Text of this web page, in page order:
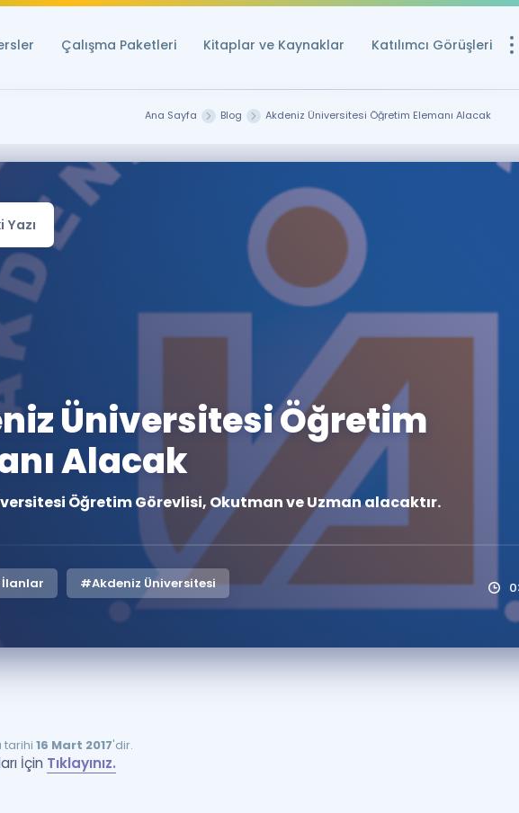
Çalışma Paketleri Kitaplar ve Kaynaklar Katılımcı Görüşleri
Ücretsiz
İngilizce
YDS ve YÖKDİL
YDS ve
Tüm ÖSYM
Kampanyalar
YDS - YÖKDİL
İngilizce Gramer
Ana Sayfa Blog Akdeniz Üniversitesi Öğretim Elemanı Alacak
Yazı
Üniversitesi Öğretim
Alacak
Öğretim Görevlisi, Okutman ve Uzman alacaktır.
#Akdeniz Üniversitesi
tarihi16 Mart 2017'dir.
İçin Tıklayınız.